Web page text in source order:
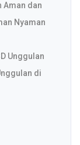
Aman dan
Nyaman
Unggulan
di